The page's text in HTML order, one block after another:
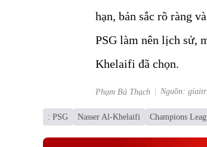
hạn, bản sắc rõ ràng
PSG làm nên lịch sử,
Khelaifi đã chọn.
Phạm Bá Thạch Nguồn:
: PSG Nasser Al-Khelaifi Champions